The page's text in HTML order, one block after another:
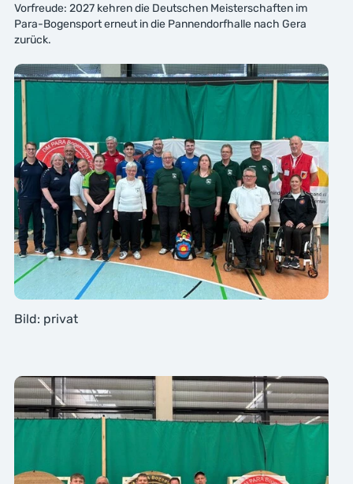
Vorfreude: 2027 kehren die Deutschen Meisterschaften im
Para-Bogensport erneut in die Pannendorfhalle nach Gera
zurück.
Bild: privat